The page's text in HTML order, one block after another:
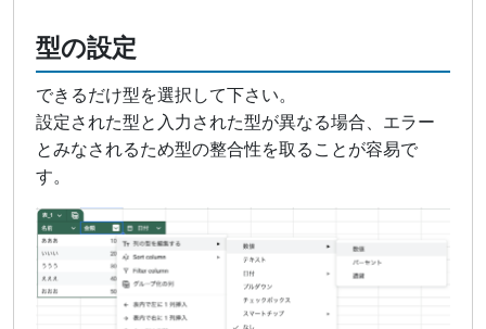
型の設定
できるだけ型を選択して下さい。
設定された型と入力された型が異なる場合、エラー
とみなされるため型の整合性を取ることが容易で
す。